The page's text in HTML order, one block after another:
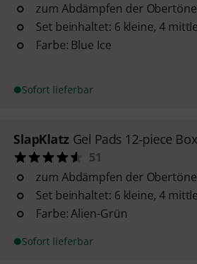
zum Abdämpfen der
Set beinhaltet: 6 kleine, 4
Farbe: Blue Ice
Sofort lieferbar
SlapKlatz Gel Pads 12-piece
51
zum Abdämpfen der
Set beinhaltet: 6 kleine, 4
Farbe: Alien-Grün
Sofort lieferbar